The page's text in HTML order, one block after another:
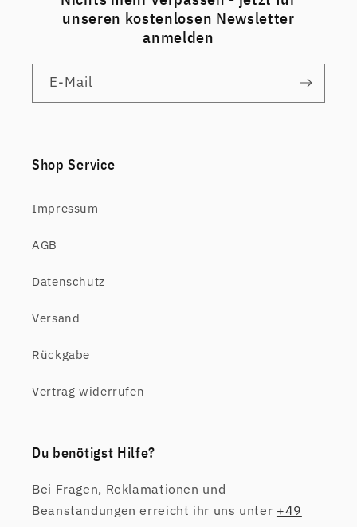
unseren kostenlosen Newsletter
anmelden
E-Mail
Shop Service
Impressum
AGB
Datenschutz
Versand
Rückgabe
Vertrag widerrufen
Du benötigst Hilfe?
Bei Fragen, Reklamationen und
Beanstandungen erreicht ihr uns unter +49